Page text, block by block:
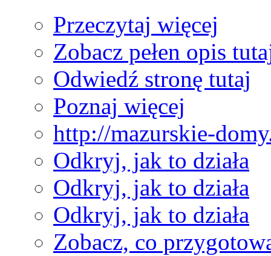
Przeczytaj więcej
Zobacz pełen opis
Odwiedź stronę tutaj
Poznaj więcej
http://mazurskie-
Odkryj, jak to działa
Odkryj, jak to działa
Odkryj, jak to działa
Zobacz, co